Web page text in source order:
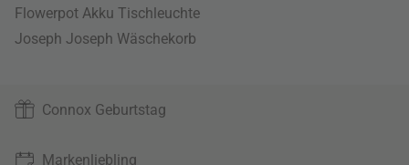
Flowerpot Akku Tischleuchte
Joseph Joseph Wäschekorb
Connox Geburtstag
Markenliebling